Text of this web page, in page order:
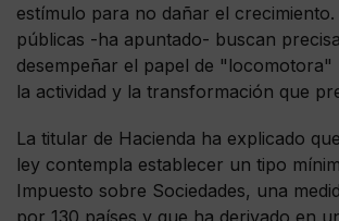
estímulo para no dañar el crecimiento.
públicas -ha apuntado- buscan
desempeñar el papel de "locomotora"
la actividad y la transformación que
La titular de Hacienda ha explicado
ley contempla establecer un tipo
Impuesto sobre Sociedades, una
por 130 países y que ha derivado en